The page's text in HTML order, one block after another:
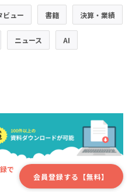
ビュー 書籍 決算・業績
ニュース AI
で
会員登録する【無料】